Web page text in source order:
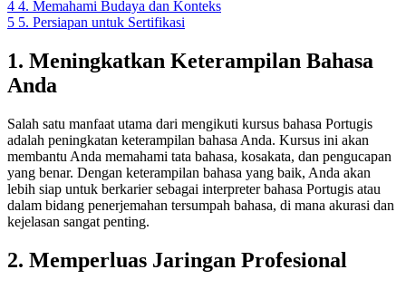
4 4. Memahami Budaya dan Konteks
5 5. Persiapan untuk Sertifikasi
1. Meningkatkan Keterampilan Bahasa
Anda
Salah satu manfaat utama dari mengikuti kursus bahasa Portugis
adalah peningkatan keterampilan bahasa Anda. Kursus ini akan
membantu Anda memahami tata bahasa, kosakata, dan pengucapan
yang benar. Dengan keterampilan bahasa yang baik, Anda akan
lebih siap untuk berkarier sebagai interpreter bahasa Portugis atau
dalam bidang penerjemahan tersumpah bahasa, di mana akurasi dan
kejelasan sangat penting.
2. Memperluas Jaringan Profesional